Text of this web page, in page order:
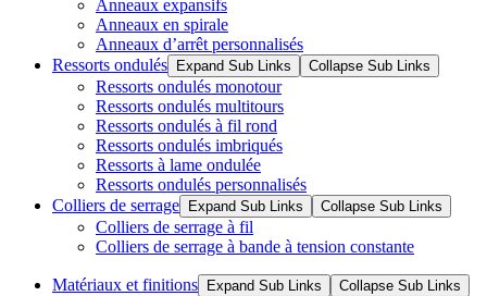
Anneaux expansifs
Anneaux en spirale
Anneaux d’arrêt personnalisés
Ressorts ondulés
Expand Sub Links Collapse Sub Links
Ressorts ondulés monotour
Ressorts ondulés multitours
Ressorts ondulés à fil rond
Ressorts ondulés imbriqués
Ressorts à lame ondulée
Ressorts ondulés personnalisés
Colliers de serrage
Expand Sub Links Collapse Sub Links
Colliers de serrage à fil
Colliers de serrage à bande à tension constante
Matériaux et finitions Expand Sub Links Collapse Sub Links